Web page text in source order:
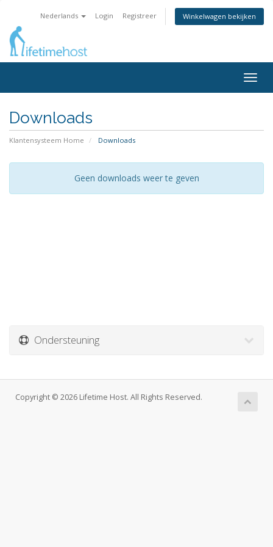
Nederlands Login Registreer Winkelwagen bekijken
Downloads
Klantensysteem Home Downloads
Geen downloads weer te geven
Ondersteuning
Copyright © 2026 Lifetime Host. All Rights Reserved.